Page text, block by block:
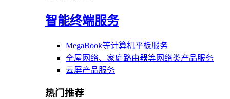
智能终端服务
MegaBook等计算机平板服务
全屋网络、家庭路由器等网络类产品服务
云屏产品服务
热门推荐